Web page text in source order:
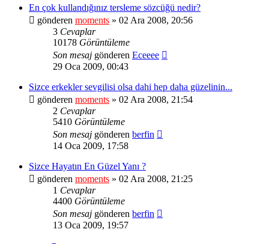
En çok kullandığınız tersleme sözcüğü nedir?
gönderen moments » 02 Ara 2008, 20:56
3 Cevaplar
10178 Görüntüleme
Son mesaj gönderen Eceeee
29 Oca 2009, 00:43
Sizce erkekler sevgilisi olsa dahi hep daha güzelinin...
gönderen moments » 02 Ara 2008, 21:54
2 Cevaplar
5410 Görüntüleme
Son mesaj gönderen berfin
14 Oca 2009, 17:58
Sizce Hayatın En Güzel Yanı ?
gönderen moments » 02 Ara 2008, 21:25
1 Cevaplar
4400 Görüntüleme
Son mesaj gönderen berfin
13 Oca 2009, 19:57